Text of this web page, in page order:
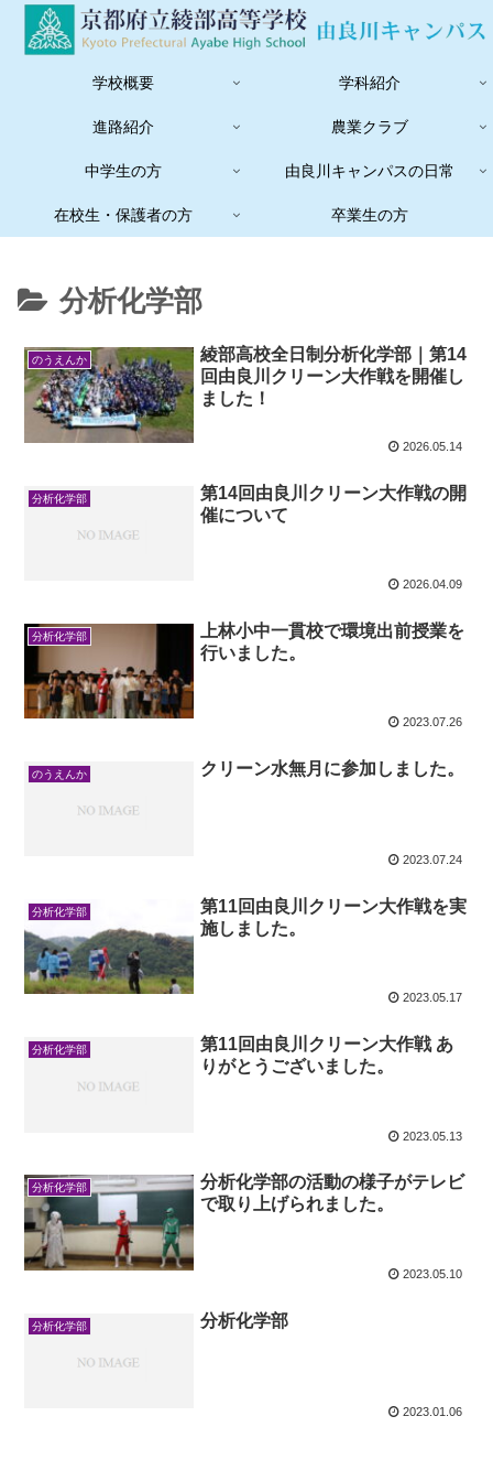
学校概要 学科紹介
進路紹介 農業クラブ
中学生の方 由良川キャンパスの日常
在校生・保護者の方 卒業生の方
分析化学部
のうえんか
綾部高校全日制分析化学部｜第14
回由良川クリーン大作戦を開催し
ました！
2026.05.14
分析化学部
第14回由良川クリーン大作戦の開
催について
2026.04.09
分析化学部
上林小中一貫校で環境出前授業を
行いました。
2023.07.26
のうえんか クリーン水無月に参加しました。
2023.07.24
分析化学部
第11回由良川クリーン大作戦を実
施しました。
2023.05.17
分析化学部
第11回由良川クリーン大作戦 あ
りがとうございました。
2023.05.13
分析化学部
分析化学部の活動の様子がテレビ
で取り上げられました。
2023.05.10
分析化学部 分析化学部
2023.01.06